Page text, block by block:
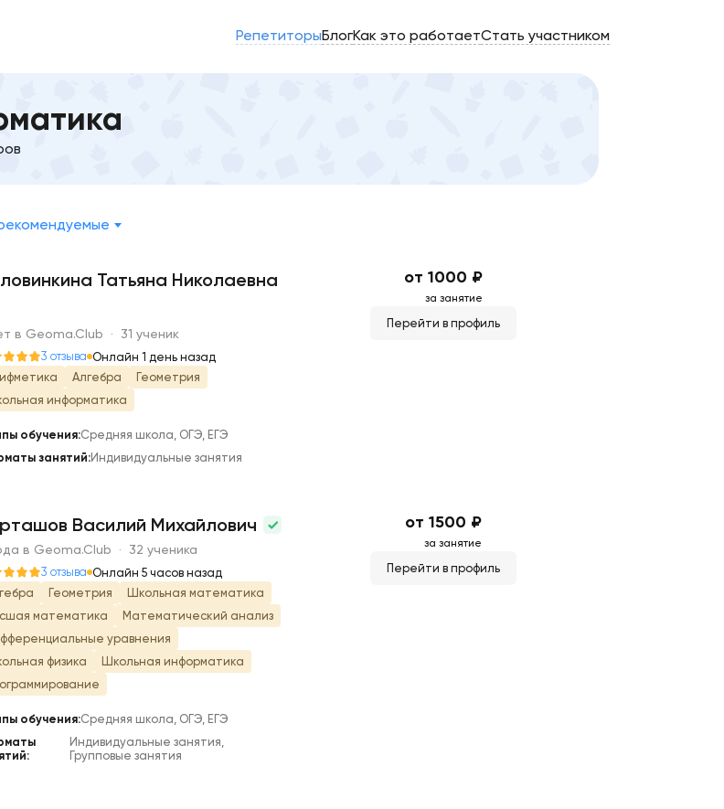
РепетиторыБлогКак это работаетСтать участником
Татьяна Николаевна
в Geoma.Club · 31 ученик
3 отзыва Онлайн 1 день назад
Алгебра
Геометрия
информатика
обучения:Средняя школа, ОГЭ, ЕГЭ
занятий:Индивидуальные занятия
от 1000 ₽
за занятие
Перейти в профиль
Василий Михайлович
в Geoma.Club · 32 ученика
3 отзыва Онлайн 5 часов назад
Геометрия
Школьная математика
математика
Математический анализ
уравнения
физика
Школьная информатика
обучения:Средняя школа, ОГЭ, ЕГЭ
Индивидуальные занятия,
Групповые занятия
от 1500 ₽
за занятие
Перейти в профиль